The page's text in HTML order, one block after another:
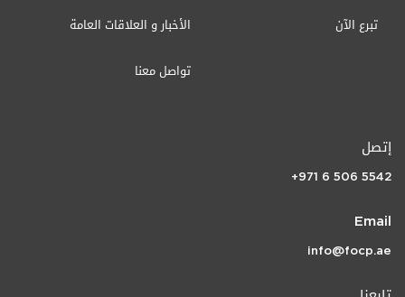
الأخبار و العلاقات العامة تبرع الآن
تواصل معنا
إتصل
+971 6 506 5542
Email
info@focp.ae